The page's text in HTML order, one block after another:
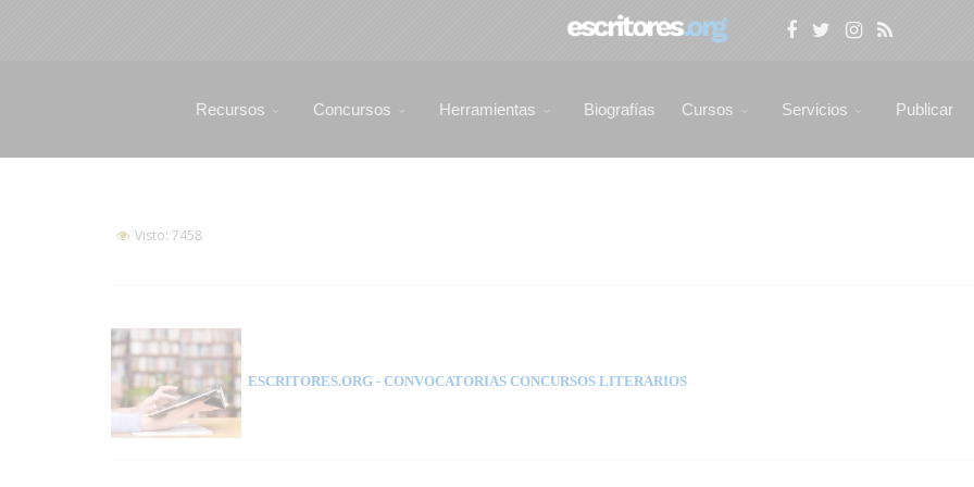
Recursos Concursos Herramientas Biografías Cursos Servicios Publicar
Visto: 7458
ESCRITORES.ORG - CONVOCATORIAS CONCURSOS LITERARIOS